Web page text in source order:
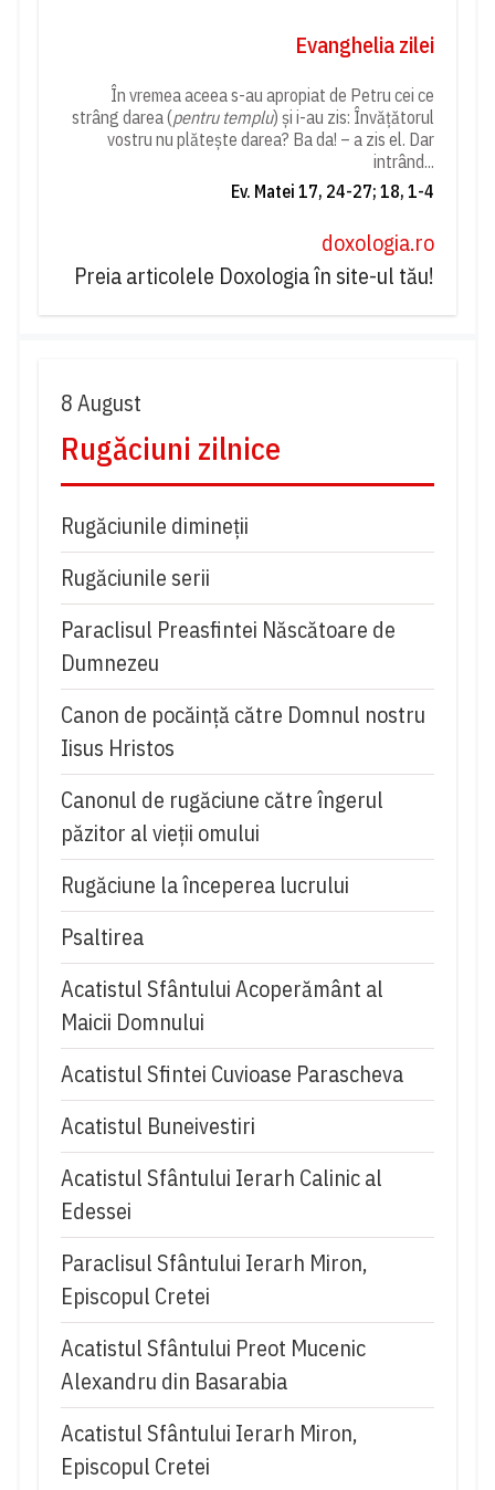
Evanghelia zilei
În vremea aceea s-au apropiat de Petru cei ce
strâng darea (pentru templu) și i-au zis: Învățătorul
vostru nu plătește darea? Ba da! – a zis el. Dar
intrând...
Ev. Matei 17, 24-27; 18, 1-4
doxologia.ro
Preia articolele Doxologia în site-ul tău!
8 August
Rugăciuni zilnice
Rugăciunile dimineții
Rugăciunile serii
Paraclisul Preasfintei Născătoare de
Dumnezeu
Canon de pocăință către Domnul nostru
Iisus Hristos
Canonul de rugăciune către îngerul
păzitor al vieții omului
Rugăciune la începerea lucrului
Psaltirea
Acatistul Sfântului Acoperământ al
Maicii Domnului
Acatistul Sfintei Cuvioase Parascheva
Acatistul Buneivestiri
Acatistul Sfântului Ierarh Calinic al
Edessei
Paraclisul Sfântului Ierarh Miron,
Episcopul Cretei
Acatistul Sfântului Preot Mucenic
Alexandru din Basarabia
Acatistul Sfântului Ierarh Miron,
Episcopul Cretei